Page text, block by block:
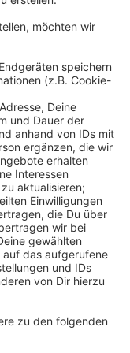
Staus.
sagen die
sollten zeitnah
Man hoffe, die
Maß